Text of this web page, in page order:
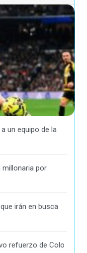
un equipo de la
millonaria por
irán en busca
refuerzo de Colo